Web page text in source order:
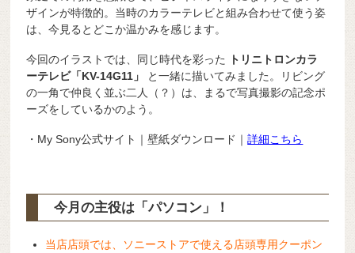
ザインが特徴的。当時のカラーテレビと組み合わせて使う姿
は、今見るとどこか温かみを感じます。
今回のイラストでは、同じ時代を彩った
トリニトロンカラ
ーテレビ「KV-14G11」
と一緒に描いてみました。リビング
の一角で仲良く並ぶ二人（？）は、まるで写真撮影の記念ポ
ーズをしているかのよう。
・My Sony公式サイト｜壁紙ダウンロード｜詳細こちら
今月の主役は「パソコン」！
当店店頭では、ソニーストアで使える店頭専用クーポン